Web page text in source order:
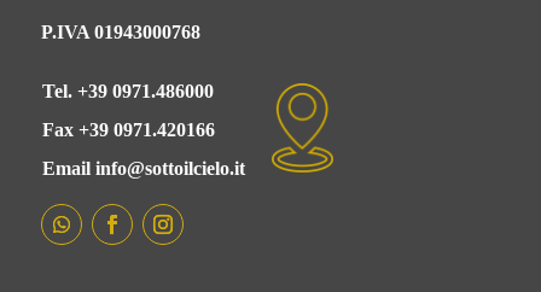
P.IVA 01943000768
Tel. +39 0971.486000
Fax +39 0971.420166
Email info@sottoilcielo.it